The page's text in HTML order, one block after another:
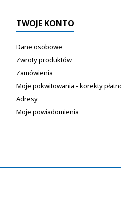
TWOJE KONTO
Dane osobowe
Zwroty produktów
Zamówienia
Moje pokwitowania - korekty
Adresy
Moje powiadomienia